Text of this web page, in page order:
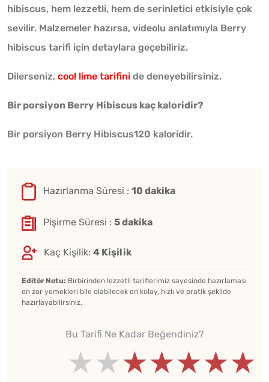
hibiscus, hem lezzetli, hem de serinletici etkisiyle çok
sevilir. Malzemeler hazırsa, videolu anlatımıyla Berry
hibiscus tarifi için detaylara geçebiliriz.
Dilerseniz, cool lime tarifini de deneyebilirsiniz.
Bir porsiyon Berry Hibiscus kaç kaloridir?
Bir porsiyon Berry Hibiscus120 kaloridir.
Hazırlanma Süresi : 10 dakika
Pişirme Süresi : 5 dakika
Kaç Kişilik: 4 Kişilik
Editör Notu: Birbirinden lezzetli tariflerimiz sayesinde hazırlaması
en zor yemekleri bile olabilecek en kolay, hızlı ve pratik şekilde
hazırlayabilirsiniz.
Bu Tarifi Ne Kadar Beğendiniz?
★★★★★
★★★★★
★★★★★